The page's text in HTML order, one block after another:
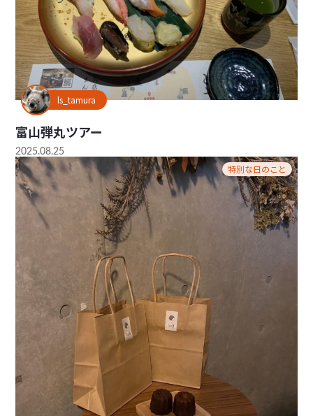
ls_tamura
富山弾丸ツアー
2025.08.25
特別な日のこと